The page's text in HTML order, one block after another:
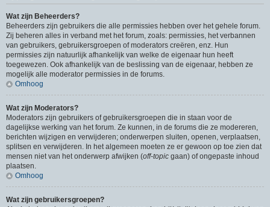
Wat zijn Beheerders?
Beheerders zijn gebruikers die alle permissies hebben over het gehele forum.
Zij beheren alles in verband met het forum, zoals: permissies, het verbannen
van gebruikers, gebruikersgroepen of moderators creëren, enz. Hun
permissies zijn natuurlijk afhankelijk van welke de eigenaar hun heeft
toegewezen. Ook afhankelijk van de beslissing van de eigenaar, hebben ze
mogelijk alle moderator permissies in de forums.
Omhoog
Wat zijn Moderators?
Moderators zijn gebruikers of gebruikersgroepen die in staan voor de
dagelijkse werking van het forum. Ze kunnen, in de forums die ze modereren,
berichten wijzigen en verwijderen; onderwerpen sluiten, openen, verplaatsen,
splitsen en verwijderen. In het algemeen moeten ze er gewoon op toe zien dat
mensen niet van het onderwerp afwijken (off-topic gaan) of ongepaste inhoud
plaatsen.
Omhoog
Wat zijn gebruikersgroepen?